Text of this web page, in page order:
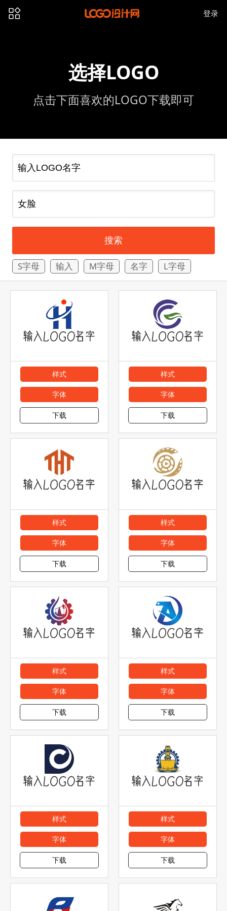
登录
选择LOGO
点击下面喜欢的LOGO下载即可
搜索
S字母 输入 M字母 名字 L字母
样式
字体
下载
样式
字体
下载
样式
字体
下载
样式
字体
下载
样式
字体
下载
样式
字体
下载
样式
字体
下载
样式
字体
下载